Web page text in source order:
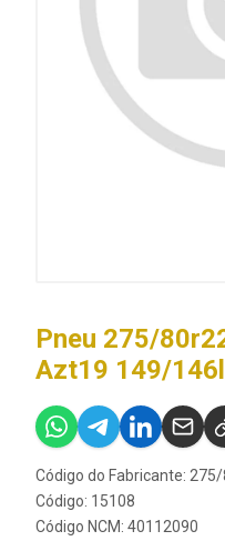
Pneu 275/
Azt19 149/
Código do Fabricante:
Código: 15108
Código NCM: 40112090